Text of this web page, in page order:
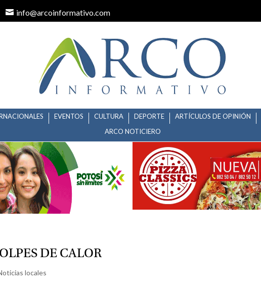
info@arcoinformativo.com
EVENTOS CULTURA DEPORTE ARTÍCULOS DE OPINIÓN
ARCO NOTICIERO
DE CALOR
locales